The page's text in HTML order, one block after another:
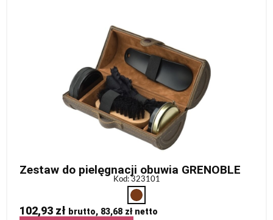
Zestaw do pielęgnacji obuwia GRENOBLE
Kod: 323101
102,93 zł brutto, 83,68 złnetto